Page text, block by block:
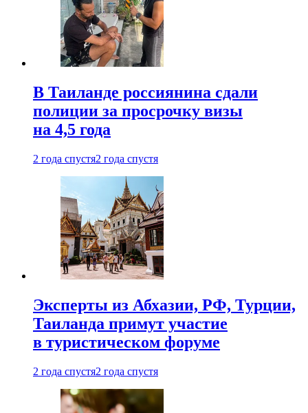
В Таиланде россиянина сдали
полиции за просрочку визы
на 4,5 года
2 года спустя2 года спустя
Эксперты из Абхазии, РФ, Турции,
Таиланда примут участие
в туристическом форуме
2 года спустя2 года спустя